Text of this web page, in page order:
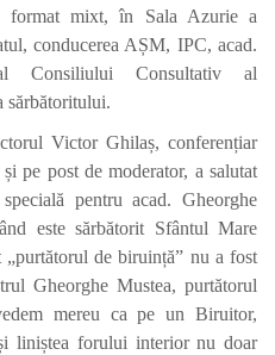
format mixt, în Sala Azurie a
conducerea AȘM, IPC, acad.
Consiliului Consultativ al
sărbătoritului.
Victor Ghilaș, conferențiar
pe post de moderator, a salutat
pentru acad. Gheorghe
este sărbătorit Sfântul Mare
de biruință” nu a fost
Gheorghe Mustea, purtătorul
mereu ca pe un Biruitor,
liniștea forului interior nu doar